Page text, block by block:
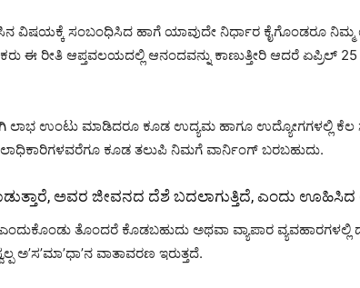
ವಿಷಯಕ್ಕೆ ಸಂಬಂಧಿಸಿದ ಹಾಗೆ ಯಾವುದೇ ನಿರ್ಧಾರ ಕೈಗೊಂಡರೂ
ಈ ರೀತಿ ಆಪ್ತವಲಯದಲ್ಲಿ ಆನಂದವನ್ನು ಕಾಣುತ್ತೀರಿ ಆದರೆ ಏಪ್ರಿಲ್
ಉಂಟು ಮಾಡಿದರೂ ಕೂಡ ಉದ್ಯಮ ಹಾಗೂ ಉದ್ಯೋಗಗಳಲ್ಲಿ ಕೆಲ
ಕೂಡ ತಲುಪಿ ನಿಮಗೆ ವಾರ್ನಿಂಗ್ ಬರಬಹುದು.
ಅವರ ಜೀವನದ ದೆಶೆ ಬದಲಾಗುತ್ತಿದೆ, ಎಂದು ಊಹಿಸಿದ
ಎಂದುಕೊಂಡು ತೊಂದರೆ ಕೊಡಬಹುದು ಅಥವಾ ವ್ಯಾಪಾರ
ಅ’ಸ’ಮಾ’ಧಾ’ನ ವಾತಾವರಣ ಇರುತ್ತದೆ.